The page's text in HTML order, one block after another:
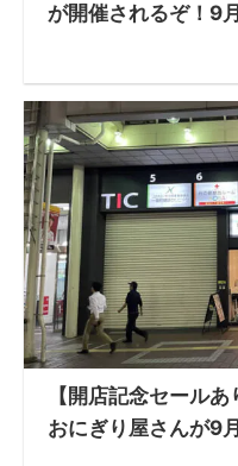
が開催されるぞ！9
【開店記念セール
おにぎり屋さんが9